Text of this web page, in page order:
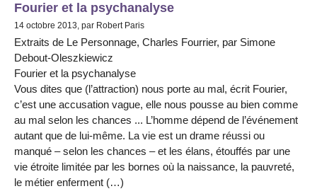
Fourier et la psychanalyse
14 octobre 2013, par Robert Paris
Extraits de Le Personnage, Charles Fourrier, par Simone
Debout-Oleszkiewicz
Fourier et la psychanalyse
Vous dites que (l’attraction) nous porte au mal, écrit Fourier,
c’est une accusation vague, elle nous pousse au bien comme
au mal selon les chances ... L’homme dépend de l’événement
autant que de lui-même. La vie est un drame réussi ou
manqué – selon les chances – et les élans, étouffés par une
vie étroite limitée par les bornes où la naissance, la pauvreté,
le métier enferment (…)